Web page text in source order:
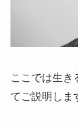
ここでは生き
てご説明しま